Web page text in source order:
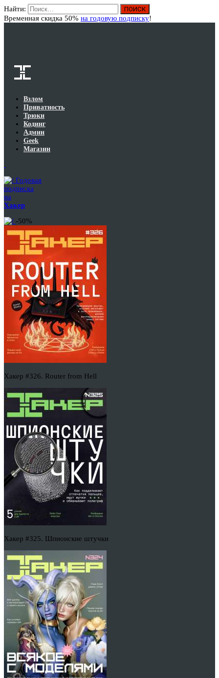
Найти:
Временная скидка 50% на годовую подписку!
Взлом
Приватность
Трюки
Кодинг
Админ
Geek
Магазин
Годовая
подписка
на
Хакер
-50%
Хакер #326. Router from Hell
Хакер #325. Шпионские штучки